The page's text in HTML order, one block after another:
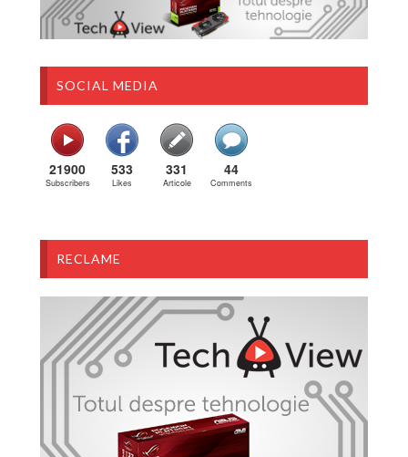
SOCIAL MEDIA
21900
Subscribers
533
Likes
331
Articole
44
Comments
RECLAME